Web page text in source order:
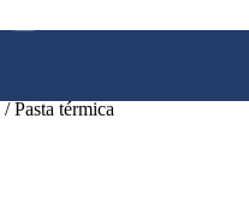
/ Pasta térmica